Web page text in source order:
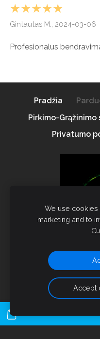
★★★★★
Gintautas M., 2024-03-06
Profesionalus
Pradžia
Pirkimo-Grąžinimo
Privatumo
We use
marketing and to
Accept